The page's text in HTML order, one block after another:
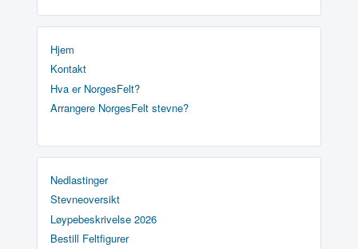
Hjem
Kontakt
Hva er NorgesFelt?
Arrangere NorgesFelt stevne?
Nedlastinger
Stevneoversikt
Løypebeskrivelse 2026
Bestill Feltfigurer